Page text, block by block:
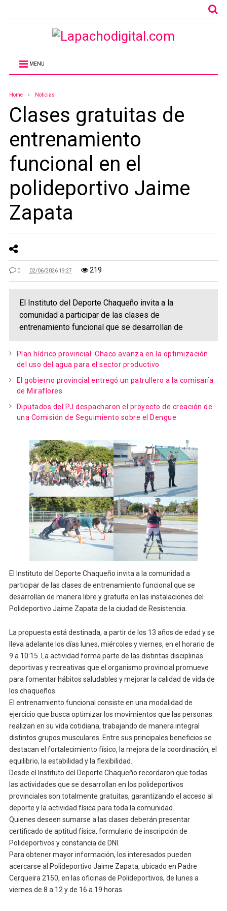
MENU
Home Noticias
Clases gratuitas de
entrenamiento
funcional en el
polideportivo Jaime
Zapata
0 02/06/2026 19:27 219
El Instituto del Deporte Chaqueño invita a la
comunidad a participar de las clases de
entrenamiento funcional que se desarrollan de
Plan hídrico provincial: Chaco avanza en la optimización
del uso del agua para el sector productivo
El gobierno provincial entregó un patrullero a la comisaría
de Miraflores
Diputados del PJ despacharon el proyecto de creación de
una Comisión de Seguimiento sobre el Dengue
El Instituto del Deporte Chaqueño invita a la comunidad a
participar de las clases de entrenamiento funcional que se
desarrollan de manera libre y gratuita en las instalaciones del
Polideportivo Jaime Zapata de la ciudad de Resistencia.
La propuesta está destinada, a partir de los 13 años de edad y se
lleva adelante los días lunes, miércoles y viernes, en el horario de
9 a 10:15. La actividad forma parte de las distintas disciplinas
deportivas y recreativas que el organismo provincial promueve
para fomentar hábitos saludables y mejorar la calidad de vida de
los chaqueños.
El entrenamiento funcional consiste en una modalidad de
ejercicio que busca optimizar los movimientos que las personas
realizan en su vida cotidiana, trabajando de manera integral
distintos grupos musculares. Entre sus principales beneficios se
destacan el fortalecimiento físico, la mejora de la coordinación, el
equilibrio, la estabilidad y la flexibilidad.
Desde el Instituto del Deporte Chaqueño recordaron que todas
las actividades que se desarrollan en los polideportivos
provinciales son totalmente gratuitas, garantizando el acceso al
deporte y la actividad física para toda la comunidad.
Quienes deseen sumarse a las clases deberán presentar
certificado de aptitud física, formulario de inscripción de
Polideportivos y constancia de DNI.
Para obtener mayor información, los interesados pueden
acercarse al Polideportivo Jaime Zapata, ubicado en Padre
Cerqueira 2150, en las oficinas de Polideportivos, de lunes a
viernes de 8 a 12 y de 16 a 19 horas.